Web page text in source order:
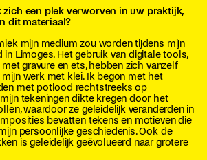
zich een plek verworven in uw praktijk,
dit materiaal?
mijn medium zou worden tijdens mijn
in Limoges. Het gebruik van digitale tools,
gravure en ets, hebben zich vanzelf
werk met klei. Ik begon met het
met potlood rechtstreeks op
tekeningen dikte kregen door het
waardoor ze geleidelijk veranderden in
bevatten tekens en motieven die
persoonlijke geschiedenis. Ook de
is geleidelijk geëvolueerd naar grotere